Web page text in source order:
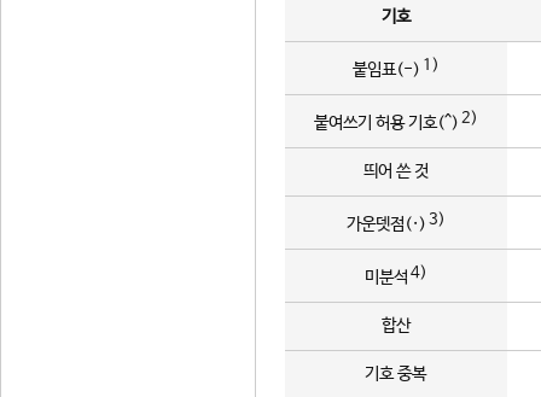
기호
붙임표(-) 1)
붙여쓰기 허용 기호(^) 2)
띄어 쓴 것
가운뎃점(·) 3)
미분석 4)
합산
기호 중복